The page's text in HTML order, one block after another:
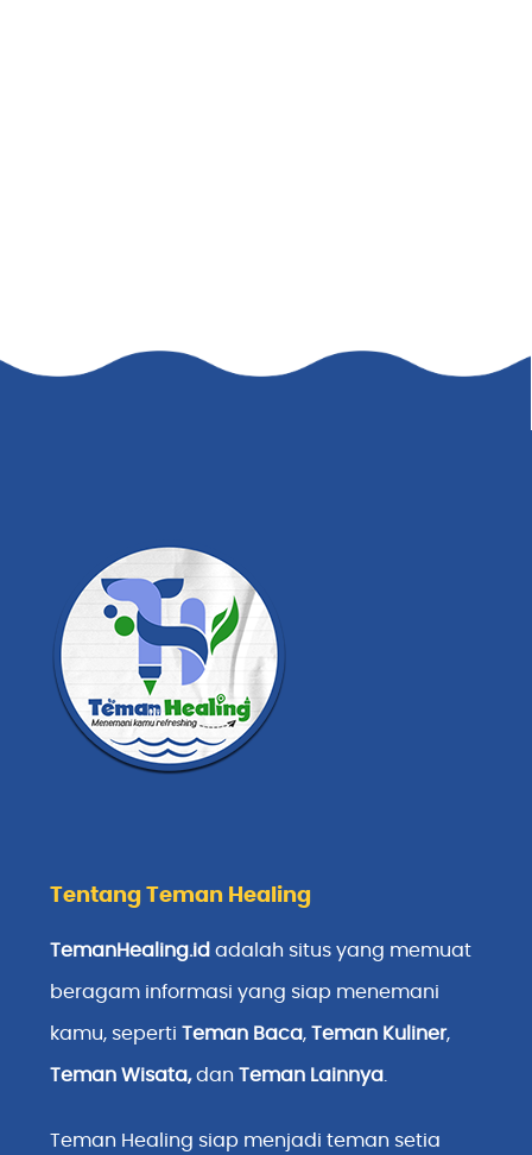
Tentang Teman Healing
TemanHealing.id adalah situs yang memuat
beragam informasi yang siap menemani
kamu, sepertiTeman Baca,Teman Kuliner,
Teman Wisata,danTeman Lainnya
Teman Healing siap menjadi teman setia